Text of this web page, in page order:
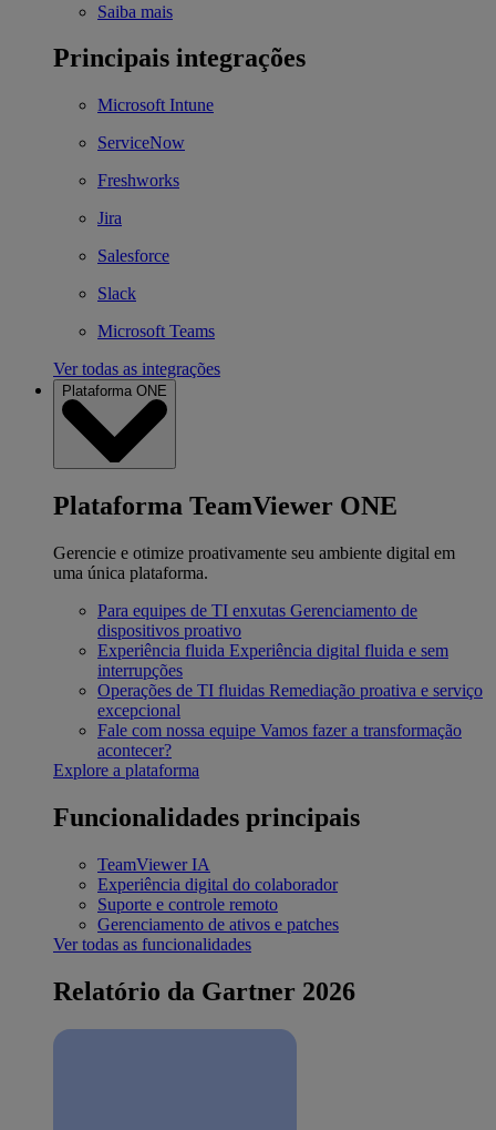
Saiba mais
Principais integrações
Microsoft Intune
ServiceNow
Freshworks
Jira
Salesforce
Slack
Microsoft Teams
Ver todas as integrações
Plataforma ONE
Plataforma TeamViewer ONE
Gerencie e otimize proativamente seu ambiente digital em
uma única plataforma.
Para equipes de TI enxutas Gerenciamento de
dispositivos proativo
Experiência fluida Experiência digital fluida e sem
interrupções
Operações de TI fluidas Remediação proativa e serviço
excepcional
Fale com nossa equipe Vamos fazer a transformação
acontecer?
Explore a plataforma
Funcionalidades principais
TeamViewer IA
Experiência digital do colaborador
Suporte e controle remoto
Gerenciamento de ativos e patches
Ver todas as funcionalidades
Relatório da Gartner 2026